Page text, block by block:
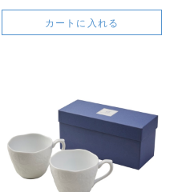
カートに入れる